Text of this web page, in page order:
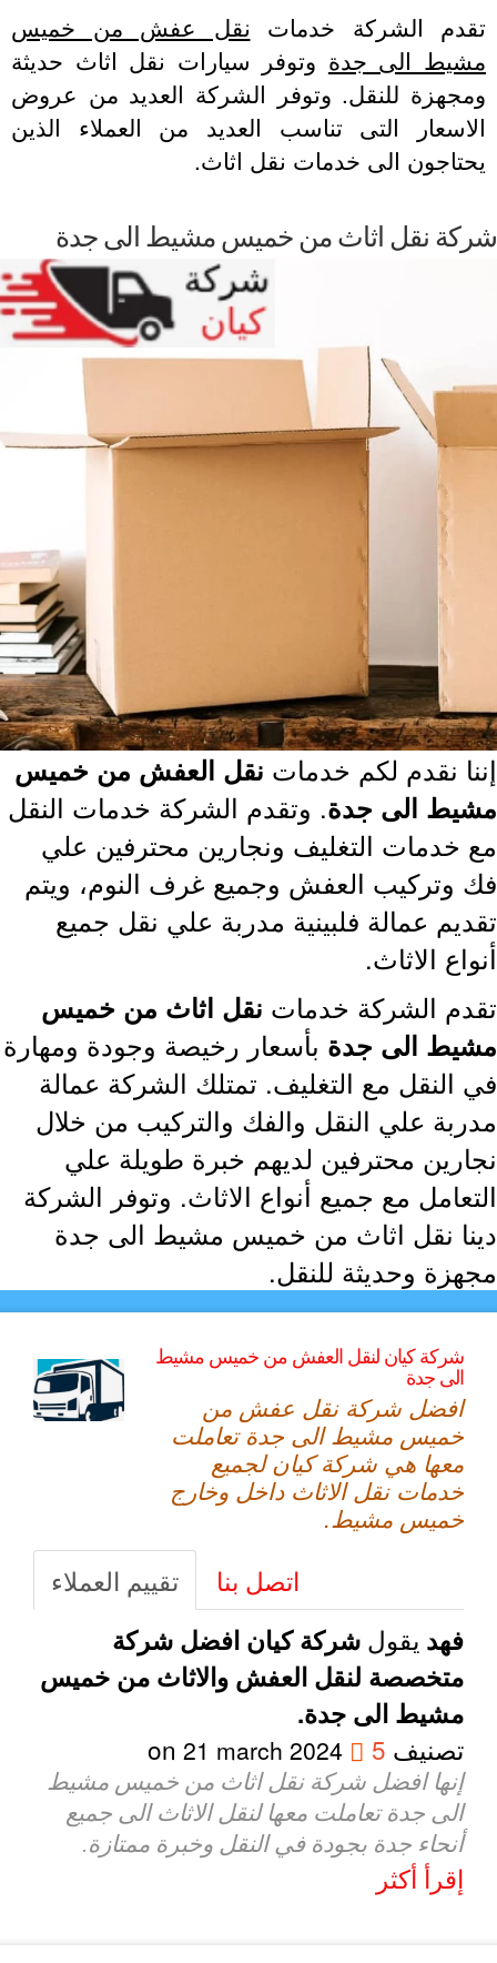
الشركة خدماتنقل عفش من خميس
الى جدةوتوفر سيارات نقل اثاث حديثة
للنقل. وتوفر الشركة العديد من عروض
التى تناسب العديد من العملاء الذين
الى خدمات نقل اثاث.
نقل اثاث من خميس مشيط الى جدة
نقدم لكم خدماتنقل العفش من خميس
الى جدة. وتقدم الشركة خدمات النقل
خدمات التغليف ونجارين محترفين علي
وتركيب العفش وجميع غرف النوم، ويتم
عمالة فلبينية مدربة علي نقل جميع
الاثاث.
الشركة خدماتنقل اثاث من خميس
الى جدةبأسعار رخيصة وجودة ومهارة
النقل مع التغليف. تمتلك الشركة عمالة
علي النقل والفك والتركيب من خلال
محترفين لديهم خبرة طويلة علي
مع جميع أنواع الاثاث. وتوفر الشركة
نقل اثاث من خميس مشيط الى جدة
وحديثة للنقل.
شركة كيان لنقل العفش من خميس مشيط
الى جدة
افضل شركة نقل عفش من
خميس مشيط الى جدة تعاملت
معها هي شركة كيان لجميع
خدمات نقل الاثاث داخل وخارج
خميس مشيط.
تقييم العملاء
اتصل بنا
فهديقولشركة كيان افضل شركة
متخصصة لنقل العفش والاثاث من خميس
مشيط الى جدة.
تصنيف5
21 march 2024
إنها افضل شركة نقل اثاث من خميس مشيط
الى جدة تعاملت معها لنقل الاثاث الى جميع
أنحاء جدة بجودة في النقل وخبرة ممتازة.
إقرأ أكثر